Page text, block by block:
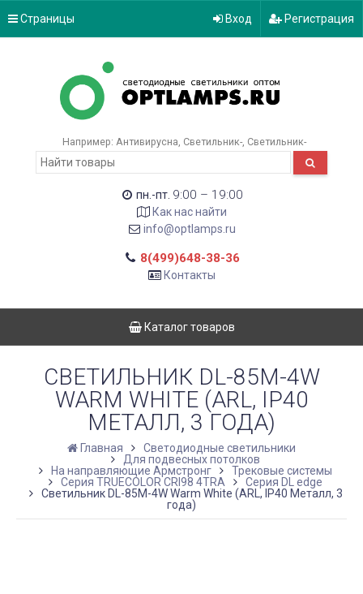
Страницы Вход Регистрация
Например: Антивирусна Светильник- Светильник-
пн.-пт. 9:00 – 19:00
Как нас найти
info@optlamps.ru
8(499)648-38-36
Контакты
Каталог товаров
СВЕТИЛЬНИК DL-85M-4W
WARM WHITE (ARL, IP40
МЕТАЛЛ, 3 ГОДА)
Главная
Светодиодные светильники
Для подвесных потолков
На направляющие Армстронг
Трековые системы
Серия TRUECOLOR CRI98 4TRA
Серия DL edge
Светильник DL-85M-4W Warm White (ARL, IP40 Металл, 3
года)